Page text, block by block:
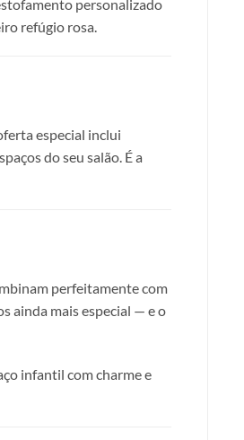
personalizado
refúgio rosa.
especial inclui
do seu salão. É a
perfeitamente com
ainda mais especial — e o
infantil com charme e